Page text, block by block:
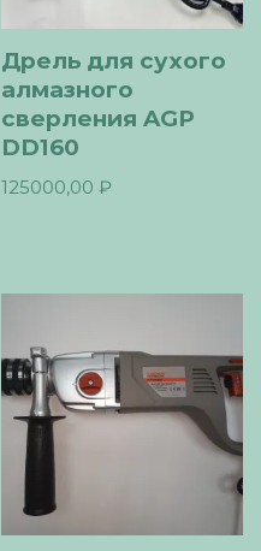
Дрель для сухого
алмазного
сверления AGP
DD160
125000,00₽